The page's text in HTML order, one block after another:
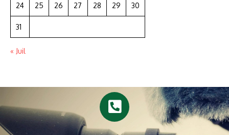
24 25 26 27 28 29 30
31
« Juil